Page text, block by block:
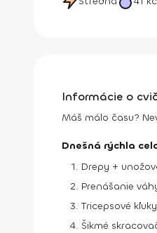
Informácie o
Máš málo času?
Dnešná rýchla
Drepy +
Prenášanie
Tricepsové
Šikmé